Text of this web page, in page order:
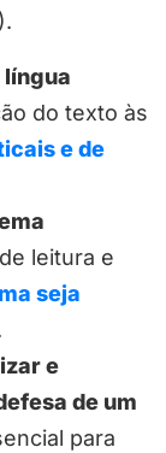
língua
do texto às
e de
leitura e
seja
e
de um
para